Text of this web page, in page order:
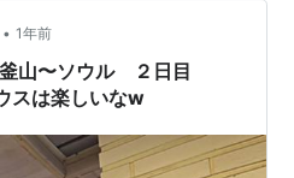
ったん上に上がるぜwww トイ
…
• 1年前
山〜ソウル ２日目
スは楽しいなw